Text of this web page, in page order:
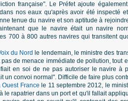
française". Le Préfet ajoute
nos eaux qu'après avoir été inspecté
tenue du navire et son aptitude à
que le navire était un navire
700 à 800 autres navires qui transitent
du Nord le lendemain, le ministre des
de menace immédiate de pollution, tout
en soi de ne pas autoriser le navire à
un convoi normal". Difficile de faire plus
France le 11 septembre 2012, le
le rapatrier dans un port et qu'il fallait